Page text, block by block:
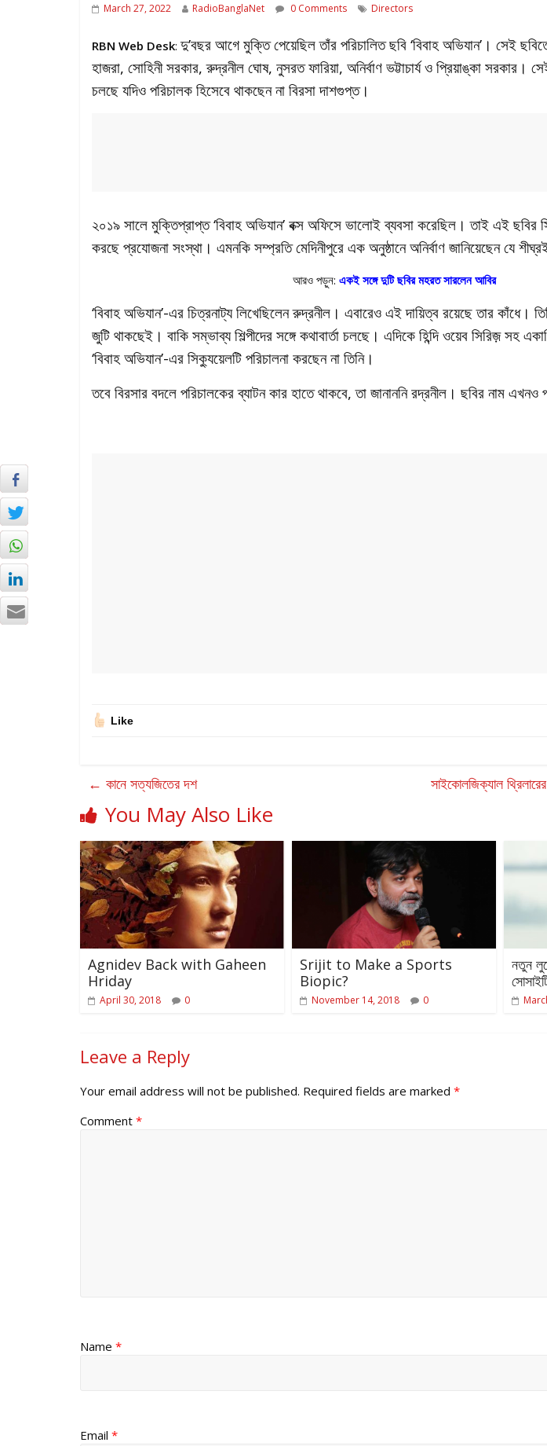
March 27, 2022 RadioBanglaNet 0 Comments Directors
RBN Web Desk: দু’বছর আগে মুক্তি পেয়েছিল তাঁর পরিচালিত ছবি ‘বিবাহ অভিযান’। সেই
হাজরা, সোহিনী সরকার, রুদ্রনীল ঘোষ, নুসরত ফারিয়া, অনির্বাণ ভট্টাচার্য ও প্রিয়াঙ্কা সরকার।
চলছে যদিও পরিচালক হিসেবে থাকছেন না বিরসা দাশগুপ্ত।
২০১৯ সালে মুক্তিপ্রাপ্ত ‘বিবাহ অভিযান’ বক্স অফিসে ভালোই ব্যবসা করেছিল। তাই এই ছবির
করছে প্রযোজনা সংস্থা। এমনকি সম্প্রতি মেদিনীপুরে এক অনুষ্ঠানে অনির্বাণ জানিয়েছেন যে
আরও পড়ুন: একই সঙ্গে দুটি ছবির মহরত সারলেন আবির
‘বিবাহ অভিযান’-এর চিত্রনাট্য লিখেছিলেন রুদ্রনীল। এবারেও এই দায়িত্ব রয়েছে তার কাঁধে।
জুটি থাকছেই। বাকি সম্ভাব্য শিল্পীদের সঙ্গে কথাবার্তা চলছে। এদিকে হিন্দি ওয়েব সিরিজ় সহ
‘বিবাহ অভিযান’-এর সিক্যুয়েলটি পরিচালনা করছেন না তিনি।
তবে বিরসার বদলে পরিচালকের ব্যাটন কার হাতে থাকবে, তা জানাননি রদ্রনীল। ছবির নাম এখনও
Like
← কানে সত্যজিতের দশ সাইকোলজিক্যাল
You May Also Like
Agnidev Back with Gaheen
Hriday
April 30, 2018 0
Srijit to Make a Sports
Biopic?
November 14, 2018 0
নতুন
Leave a Reply
Your email address will not be published. Required fields are marked *
Comment *
Name *
Email *